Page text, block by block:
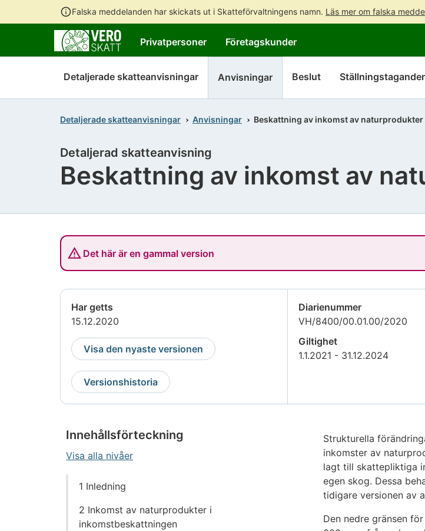
Falska meddelanden har skickats ut i Skatteförvaltningens namn. Läs mer om falska
till
hela
Privatpersoner Företagskunder
Detaljerade skatteanvisningar Anvisningar Beslut
Detaljerade skatteanvisningar Anvisningar Beskattning av inkomst av naturprodukter
Beskattning av inkomst av
Detaljerad skatteanvisning
Det här är en gammal version
Har getts
15.12.2020
Visa den nyaste versionen
Versionshistoria
Diarienummer
VH/8400/00.01.00/2020
Giltighet
1.1.2021 - 31.12.2024
Innehållsförteckning
Visa alla nivåer
innehållet
1 Inledning
2 Inkomst av naturprodukter i
inkomstbeskattningen
Strukturella
inkomster av
lagt till skattepliktiga
egen skog. Dessa
tidigare versionen av
Den nedre gränsen